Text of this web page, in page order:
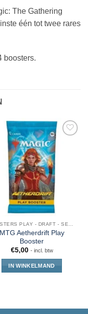
The Gathering
één tot twee rares
boosters.
MTG Aetherdrift Play
Booster
€5,00 - incl. btw
IN WINKELMAND